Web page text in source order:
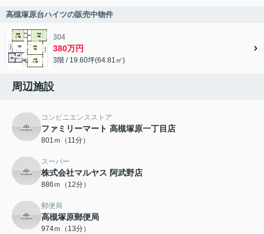
高槻塚原台ハイツの販売中物件
304
380万円
3階 / 19.60坪(64.81㎡)
周辺施設
コンビニエンスストア
ファミリーマート 高槻塚原一丁目店
801ｍ（11分）
スーパー
株式会社マルヤス 阿武野店
886ｍ（12分）
郵便局
高槻塚原郵便局
974ｍ（13分）